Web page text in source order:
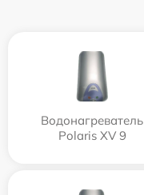
Водонагреватель
Polaris XV 9